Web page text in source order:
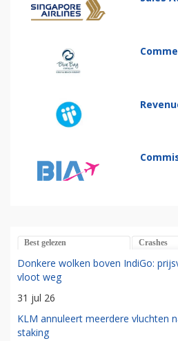
Best gelezen Crashes
Donkere wolken boven IndiGo:
vloot weg
31 jul 26
KLM annuleert meerdere vluchten
staking